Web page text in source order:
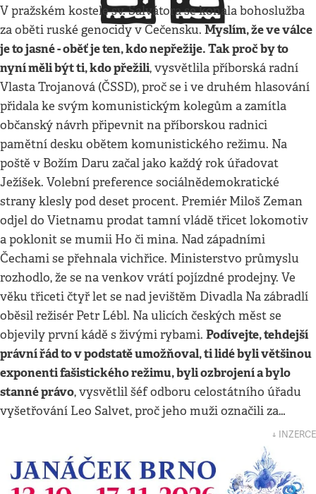
V pražském kostele sv. Salvátora se konala bohoslužba
za oběti ruské genocidy v Čečensku. Myslím, že ve válce
je to jasné - oběť je ten, kdo nepřežije. Tak proč by to
nyní měli být ti, kdo přežili, vysvětlila příborská radní
Vlasta Trojanová (ČSSD), proč se i ve druhém hlasování
přidala ke svým komunistickým kolegům a zamítla
občanský návrh připevnit na příborskou radnici
pamětní desku obětem komunistického režimu. Na
poště v Božím Daru začal jako každý rok úřadovat
Ježíšek. Volební preference sociálnědemokratické
strany klesly pod deset procent. Premiér Miloš Zeman
odjel do Vietnamu prodat tamní vládě třicet lokomotiv
a poklonit se mumii Ho či mina. Nad západními
Čechami se přehnala vichřice. Ministerstvo průmyslu
rozhodlo, že se na venkov vrátí pojízdné prodejny. Ve
věku třiceti čtyř let se nad jevištěm Divadla Na zábradlí
oběsil režisér Petr Lébl. Na ulicích českých měst se
objevily první kádě s živými rybami. Podívejte, tehdejší
právní řád to v podstatě umožňoval, ti lidé byli většinou
exponenti fašistického režimu, byli ozbrojení a bylo
stanné právo, vysvětlil šéf odboru celostátního úřadu
vyšetřování Leo Salvet, proč jeho muži označili za…
↓ INZERCE